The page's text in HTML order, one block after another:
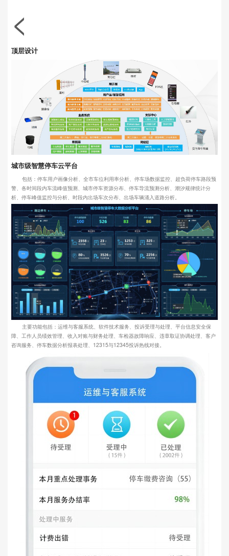
<
顶层设计
城市级智慧停车云平台
包括：停车用户画像分析、全市车位利用率分析、停车场数据监控、超负荷停车路段预
警、各时间段内车流峰值预测、城市停车资源分布、停车导流预测分析、潮汐规律统计分
析、停车峰值监控与分析、时段内出场车次分布、出场车辆涌入道路分析。
主要功能包括：运维与客服系统、软件技术服务、投诉受理与处理、平台信息安全保
障、工作人员绩效管理、收入对账与财务处理、车检器故障响应、违章取证协调处理、客户
咨询服务、停车数据分析报表处理、12315与12345投诉热线对接。